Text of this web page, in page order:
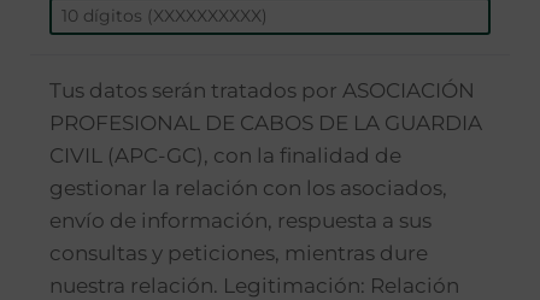
Tus datos serán tratados por ASOCIACIÓN
PROFESIONAL DE CABOS DE LA GUARDIA
CIVIL (APC-GC), con la finalidad de
gestionar la relación con los asociados,
envío de información, respuesta a sus
consultas y peticiones, mientras dure
nuestra relación. Legitimación: Relación